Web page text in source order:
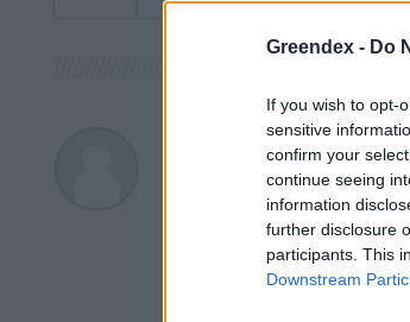
Greendex - Do
If you wish to opt-
sensitive
confirm your
continue seeing
information
further disclosure
participants. This
Downstream
Greendex
A szerző további cikkei